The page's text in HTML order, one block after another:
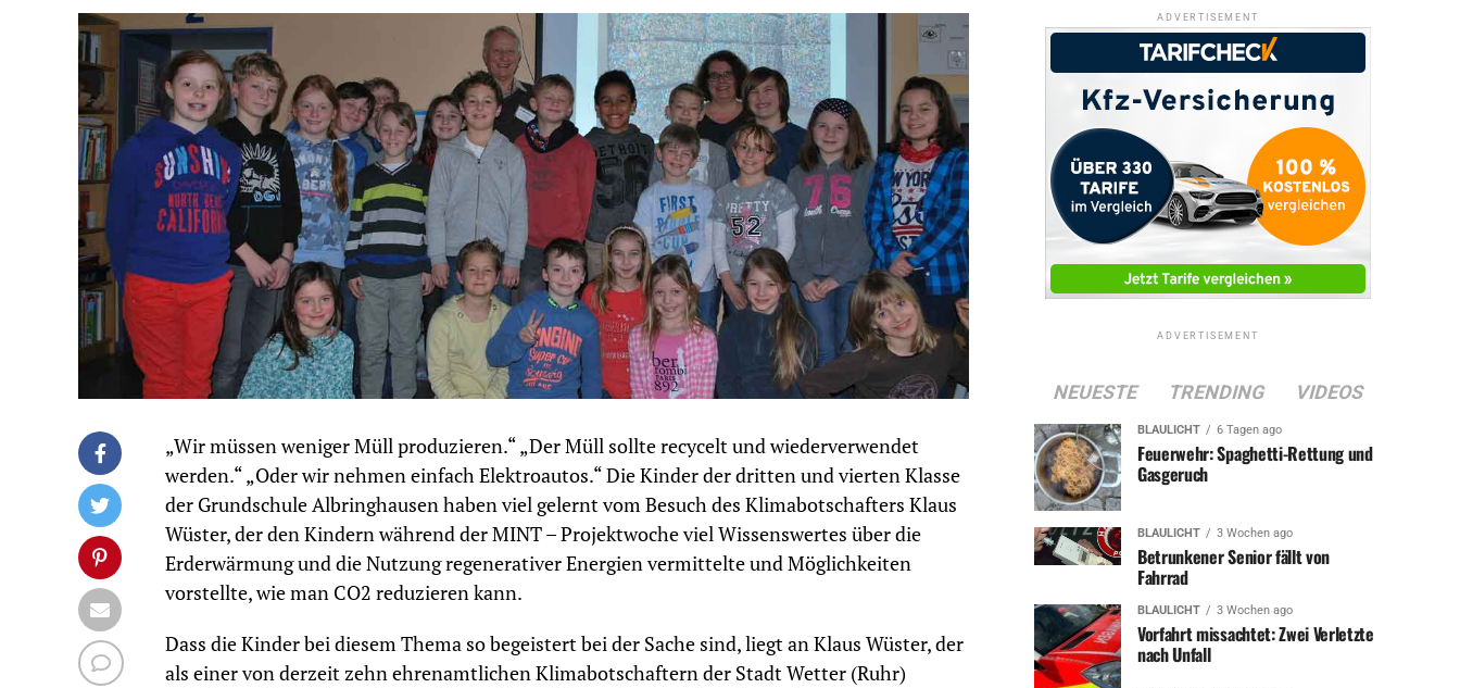
„Wir müssen weniger Müll produzieren.“ „Der Müll sollte recycelt und wiederverwendet
werden.“ „Oder wir nehmen einfach Elektroautos.“ Die Kinder der dritten und vierten Klasse
der Grundschule Albringhausen haben viel gelernt vom Besuch des Klimabotschafters Klaus
Wüster, der den Kindern während der MINT – Projektwoche viel Wissenswertes über die
Erderwärmung und die Nutzung regenerativer Energien vermittelte und Möglichkeiten
vorstellte, wie man CO2 reduzieren kann.
Dass die Kinder bei diesem Thema so begeistert bei der Sache sind, liegt an Klaus Wüster, der
als einer von derzeit zehn ehrenamtlichen Klimabotschaftern der Stadt Wetter (Ruhr)
ADVERTISEMENT
ADVERTISEMENT
NEUESTE TRENDING VIDEOS
BLAULICHT 6 Tagen ago
Feuerwehr: Spaghetti-Rettung und
Gasgeruch
BLAULICHT 3 Wochen ago
Betrunkener Senior fällt von
Fahrrad
BLAULICHT 3 Wochen ago
Vorfahrt missachtet: Zwei Verletzte
nach Unfall